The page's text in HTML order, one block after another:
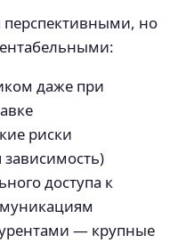
перспективными, но
даже при
риски
доступа к
— крупные